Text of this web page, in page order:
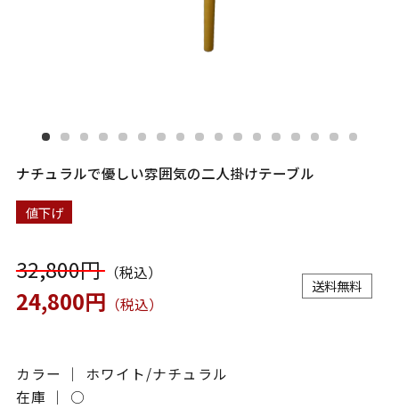
ナチュラルで優しい雰囲気の二人掛けテーブル
値下げ
32,800円（税込）
24,800円 （税込）
送料無料
カラー ｜ ホワイト/ナチュラル
在庫 ｜ ○